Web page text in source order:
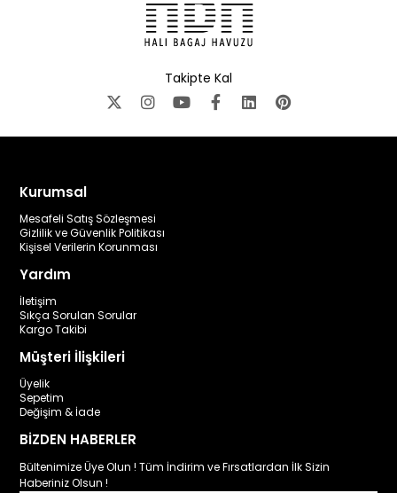
Takipte Kal
Kurumsal
Mesafeli Satış Sözleşmesi
Gizlilik ve Güvenlik Politikası
Kişisel Verilerin Korunması
Yardım
İletişim
Sıkça Sorulan Sorular
Kargo Takibi
Müşteri İlişkileri
Üyelik
Sepetim
Değişim & İade
BİZDEN HABERLER
Bültenimize Üye Olun ! Tüm İndirim ve Fırsatlardan İlk Sizin
Haberiniz Olsun !